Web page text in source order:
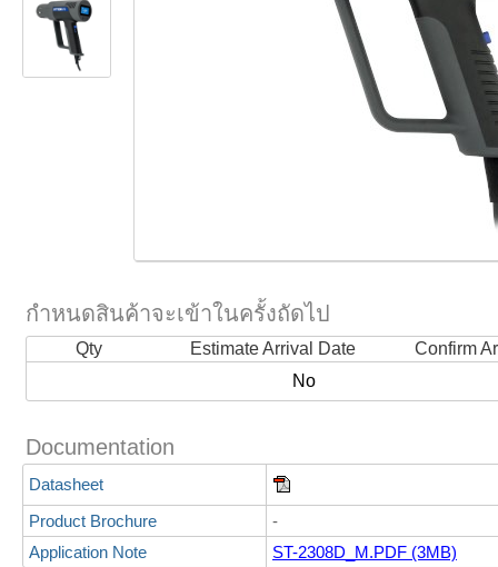
กำหนดสินค้าจะเข้าในครั้งถัดไป
Qty Estimate Arrival Date
Confirm
No
Documentation
Datasheet
Product Brochure
-
Application Note
ST-2308D_M.PDF (3MB)